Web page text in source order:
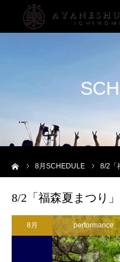
8月SCHEDULE 8/2「
8/2「福森夏まつり
8月 performance